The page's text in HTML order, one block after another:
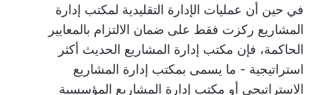
في حين أن عمليات الإدارة التقليدية لمكتب إدارة
المشاريع ركزت فقط على ضمان الالتزام بالمعايير
الحاكمة، فإن مكتب إدارة المشاريع الحديث أكثر
استراتيجية - ما يسمى بمكتب إدارة المشاريع
الاستراتيجي أو مكتب إدارة المشاريع المؤسسية